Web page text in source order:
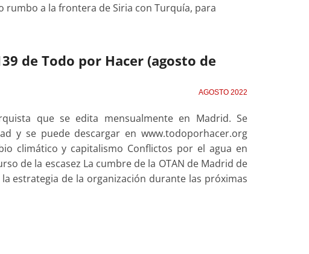
rumbo a la frontera de Siria con Turquía, para
de Todo por Hacer (agosto de
AGOSTO 2022
que se edita mensualmente en Madrid. Se
y se puede descargar en www.todoporhacer.org
climático y capitalismo Conflictos por el agua en
de la escasez La cumbre de la OTAN de Madrid de
estrategia de la organización durante las próximas